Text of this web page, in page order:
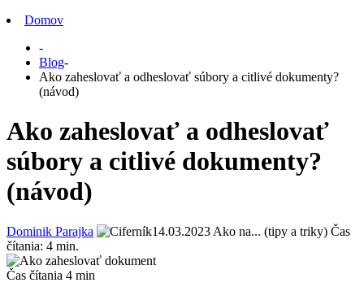
Domov
-
Blog-
Ako zaheslovať a odheslovať súbory a citlivé dokumenty?
(návod)
Ako zaheslovať a odheslovať
súbory a citlivé dokumenty?
(návod)
Dominik Parajka 14.03.2023 Ako na... (tipy a triky) Čas
čítania: 4 min.
Čas čítania 4 min